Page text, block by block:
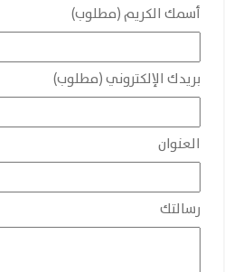
أسمك الكريم (مطلوب)
بريدك الإلكتروني (مطلوب)
العنوان
رسالتك